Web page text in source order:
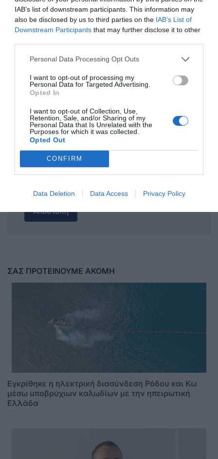
IAB’s list of downstream participants. This information may
also be disclosed by us to third parties on the IAB’s List of
Downstream Participants that may further disclose it to other
Personal Data Processing Opt Outs
I want to opt-out of processing my
Personal Data for Targeted Advertising.
Opted In
I want to opt-out of Collection, Use,
Retention, Sale, and/or Sharing of my
Personal Data that Is Unrelated with the
Purposes for which it was collected.
Opted Out
CONFIRM
Data Deletion Data Access Privacy Policy
ΤΙΤΛΟΣ
Αποστολή
ΣΑΣ ΠΡΟΤΕΙΝΟΥΜΕ ΑΚΟΜΗ
Εγκρίθηκε η ηλεκτρική διασύνδεση Ρόδου και Κω
μέσω υποβρύχιων καλωδίων με την ηπειρωτική
Ελλάδα